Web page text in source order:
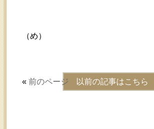
（め）
« 前のページ 以前の記事はこちら